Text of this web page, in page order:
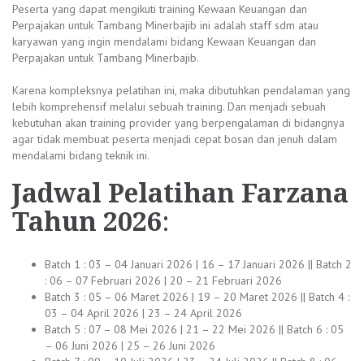
Peserta yang dapat mengikuti training Kewaan Keuangan dan
Perpajakan untuk Tambang Minerbajib ini adalah staff sdm atau
karyawan yang ingin mendalami bidang Kewaan Keuangan dan
Perpajakan untuk Tambang Minerbajib.
Karena kompleksnya pelatihan ini, maka dibutuhkan pendalaman yang
lebih komprehensif melalui sebuah training. Dan menjadi sebuah
kebutuhan akan training provider yang berpengalaman di bidangnya
agar tidak membuat peserta menjadi cepat bosan dan jenuh dalam
mendalami bidang teknik ini.
Jadwal Pelatihan Farzana
Tahun 2026:
Batch 1 : 03 – 04 Januari 2026 | 16 – 17 Januari 2026 || Batch 2
: 06 – 07 Februari 2026 | 20 – 21 Februari 2026
Batch 3 : 05 – 06 Maret 2026 | 19 – 20 Maret 2026 || Batch 4 :
03 – 04 April 2026 | 23 – 24 April 2026
Batch 5 : 07 – 08 Mei 2026 | 21 – 22 Mei 2026 || Batch 6 : 05
– 06 Juni 2026 | 25 – 26 Juni 2026